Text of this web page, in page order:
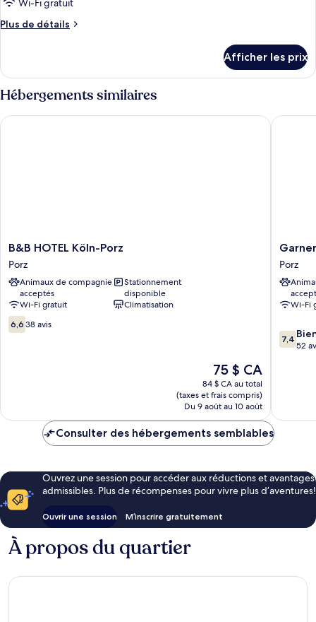
type
de
Chambre
simple
Affaires
Wi-Fi gratuit
Plus de détails
Plus
Chambre
simple
Affaires
Afficher les prix
Hébergements similaires
B&B
HOTEL
Köln-
Porz
Porz
B&B HOTEL Köln-Porz
Porz
Animaux de compagnie
acceptés
Stationnement
disponible
Wi-Fi gratuit
Climatisation
6.6
sur
6,6 38 avis
Le
prix
est
de
75 $ CA
75 $ CA
84 $ CA au total
(taxes et frais compris)
Du 9 août au 10 août
B&B HOTEL Köln-Porz
Garner
Hotel
Cologne
Porz
Airport
IHG
Porz
Porz
Wi-Fi
7.4
sur
7,4
52
Garner
Consulter des hébergements semblables
Ouvrez une session pour accéder aux réductions et avantages
admissibles. Plus de récompenses pour vivre plus d’aventures!
Ouvrir une session M’inscrire gratuitement
À propos du quartier